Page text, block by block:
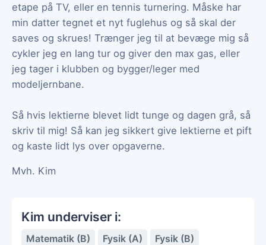
etape på TV, eller en tennis turnering. Måske har
min datter tegnet et nyt fuglehus og så skal der
saves og skrues! Trænger jeg til at bevæge mig så
cykler jeg en lang tur og giver den max gas, eller
jeg tager i klubben og bygger/leger med
modeljernbane.
Så hvis lektierne blevet lidt tunge og dagen grå, så
skriv til mig! Så kan jeg sikkert give lektierne et pift
og kaste lidt lys over opgaverne.
Mvh. Kim
Kim underviser i:
Matematik (B) Fysik (A)
Fysik (B)